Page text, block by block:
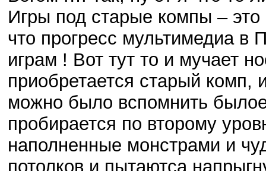
Игры под старые компы – это
что прогресс мультимедиа
играм ! Вот тут то и мучает
приобретается старый комп,
можно было вспомнить
пробирается по второму
наполненные монстрами и
потолков и пытаютса